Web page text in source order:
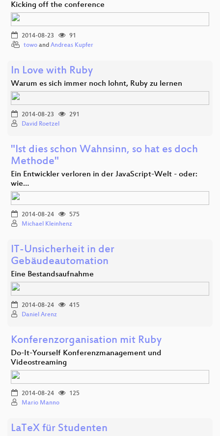
Kicking off the conference
2014-08-23
91
towo and Andreas Kupfer
In Love with Ruby
Warum es sich immer noch lohnt, Ruby zu lernen
2014-08-23
291
David Roetzel
"Ist dies schon Wahnsinn, so hat es doch
Methode"
Ein Entwickler verloren in der JavaScript-Welt - oder:
wie…
2014-08-24
575
Michael Kleinhenz
IT-Unsicherheit in der
Gebäudeautomation
Eine Bestandsaufnahme
2014-08-24
415
Daniel Arenz
Konferenzorganisation mit Ruby
Do-It-Yourself Konferenzmanagement und
Videostreaming
2014-08-24
125
Mario Manno
LaTeX für Studenten